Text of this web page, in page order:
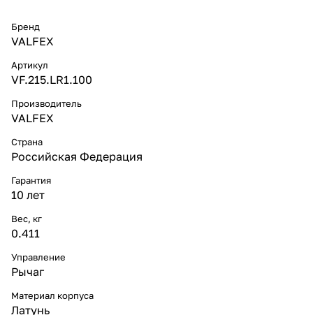
Бренд
VALFEX
Артикул
VF.215.LR1.100
Производитель
VALFEX
Страна
Российская Федерация
Гарантия
10 лет
Вес, кг
0.411
Управление
Рычаг
Материал корпуса
Латунь